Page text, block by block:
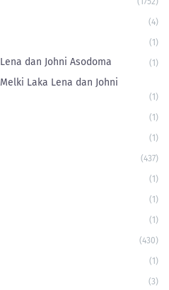
(4)
(1)
dan Johni Asodoma (1)
Laka Lena dan Johni
(1)
(1)
(1)
(437)
(1)
(1)
(1)
(430)
(1)
(3)